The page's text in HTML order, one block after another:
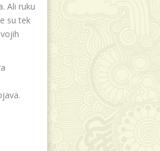
Ali ruku
su tek